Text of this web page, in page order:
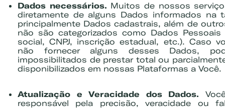
Exemplo: GLP, Liquigás, Copagaz, Gás para Comércio
Dados necessários. Muitos de nossos
diretamente de alguns Dados informados na
principalmente Dados cadastrais, além de
não são categorizados como Dados Pessoais
social, CNPJ, inscrição estadual, etc.). Caso
não fornecer alguns desses Dados,
impossibilitados de prestar total ou
disponibilizados em nossas Plataformas a Você.
Atualização e Veracidade dos Dados.
responsável pela precisão, veracidade ou